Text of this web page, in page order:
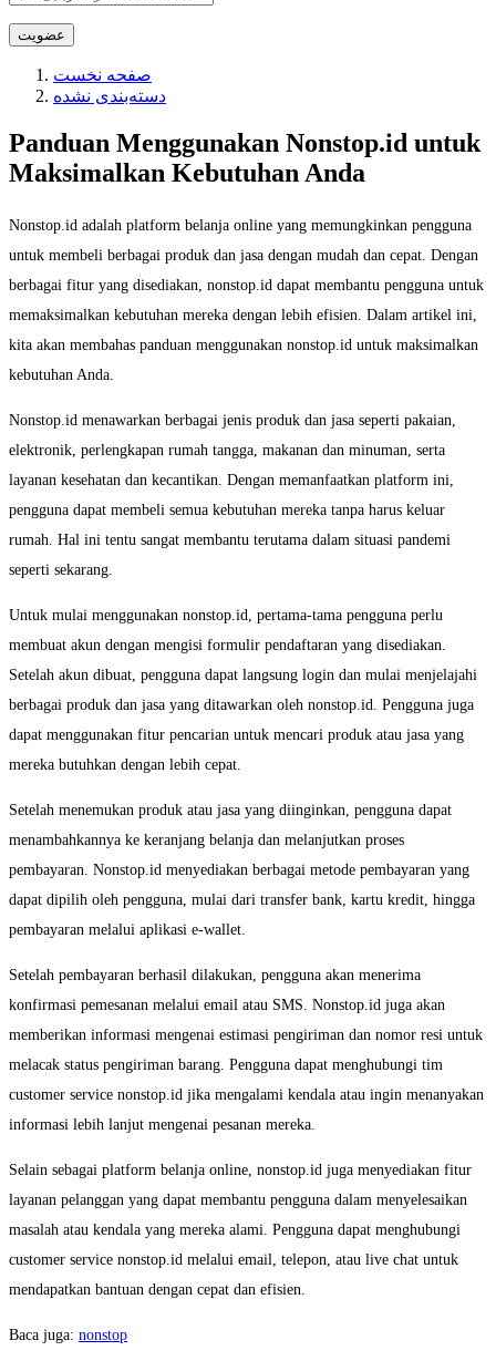
صفحه نخست
دسته‌بندی نشده
Panduan Menggunakan Nonstop.id untuk
Maksimalkan Kebutuhan Anda
Nonstop.id adalah platform belanja online yang memungkinkan pengguna
untuk membeli berbagai produk dan jasa dengan mudah dan cepat. Dengan
berbagai fitur yang disediakan, nonstop.id dapat membantu pengguna untuk
memaksimalkan kebutuhan mereka dengan lebih efisien. Dalam artikel ini,
kita akan membahas panduan menggunakan nonstop.id untuk maksimalkan
kebutuhan Anda.
Nonstop.id menawarkan berbagai jenis produk dan jasa seperti pakaian,
elektronik, perlengkapan rumah tangga, makanan dan minuman, serta
layanan kesehatan dan kecantikan. Dengan memanfaatkan platform ini,
pengguna dapat membeli semua kebutuhan mereka tanpa harus keluar
rumah. Hal ini tentu sangat membantu terutama dalam situasi pandemi
seperti sekarang.
Untuk mulai menggunakan nonstop.id, pertama-tama pengguna perlu
membuat akun dengan mengisi formulir pendaftaran yang disediakan.
Setelah akun dibuat, pengguna dapat langsung login dan mulai menjelajahi
berbagai produk dan jasa yang ditawarkan oleh nonstop.id. Pengguna juga
dapat menggunakan fitur pencarian untuk mencari produk atau jasa yang
mereka butuhkan dengan lebih cepat.
Setelah menemukan produk atau jasa yang diinginkan, pengguna dapat
menambahkannya ke keranjang belanja dan melanjutkan proses
pembayaran. Nonstop.id menyediakan berbagai metode pembayaran yang
dapat dipilih oleh pengguna, mulai dari transfer bank, kartu kredit, hingga
pembayaran melalui aplikasi e-wallet.
Setelah pembayaran berhasil dilakukan, pengguna akan menerima
konfirmasi pemesanan melalui email atau SMS. Nonstop.id juga akan
memberikan informasi mengenai estimasi pengiriman dan nomor resi untuk
melacak status pengiriman barang. Pengguna dapat menghubungi tim
customer service nonstop.id jika mengalami kendala atau ingin menanyakan
informasi lebih lanjut mengenai pesanan mereka.
Selain sebagai platform belanja online, nonstop.id juga menyediakan fitur
layanan pelanggan yang dapat membantu pengguna dalam menyelesaikan
masalah atau kendala yang mereka alami. Pengguna dapat menghubungi
customer service nonstop.id melalui email, telepon, atau live chat untuk
mendapatkan bantuan dengan cepat dan efisien.
Baca juga: nonstop